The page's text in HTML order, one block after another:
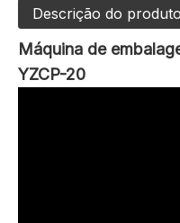
Descrição do produto
Máquina de
YZCP-20